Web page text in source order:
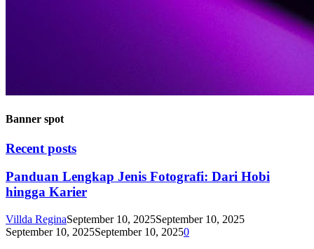
Banner spot
Recent posts
Panduan Lengkap Jenis Fotografi: Dari Hobi
hingga Karier
Villda ReginaSeptember 10, 2025September 10, 2025
September 10, 2025September 10, 20250